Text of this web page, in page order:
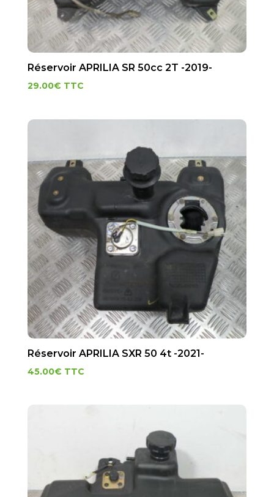
Réservoir APRILIA SR 50cc 2T -2019-
29.00€ TTC
Réservoir APRILIA SXR 50 4t -2021-
45.00€ TTC